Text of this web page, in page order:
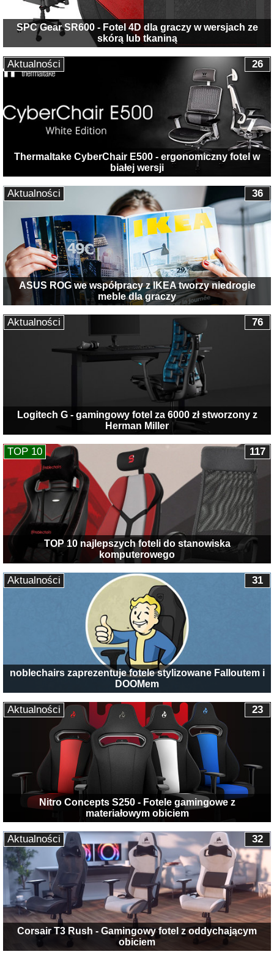
SPC Gear SR600 - Fotel 4D dla graczy w wersjach ze
skórą lub tkaniną
Thermaltake CyberChair E500 - ergonomiczny fotel w
białej wersji
26
Aktualności
ASUS ROG we współpracy z IKEA tworzy niedrogie
meble dla graczy
36
Aktualności
Logitech G - gamingowy fotel za 6000 zł stworzony z
Herman Miller
76
Aktualności
TOP 10 najlepszych foteli do stanowiska
komputerowego
117
TOP 10
noblechairs zaprezentuje fotele stylizowane Falloutem i
DOOMem
31
Aktualności
Nitro Concepts S250 - Fotele gamingowe z
materiałowym obiciem
23
Aktualności
Corsair T3 Rush - Gamingowy fotel z oddychającym
obiciem
32
Aktualności